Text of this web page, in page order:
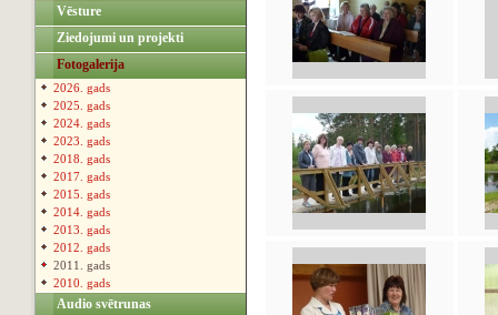
Vēsture
Ziedojumi un projekti
Fotogalerija
2026. gads
2025. gads
2024. gads
2023. gads
2018. gads
2017. gads
2015. gads
2014. gads
2013. gads
2012. gads
2011. gads
2010. gads
Audio svētrunas